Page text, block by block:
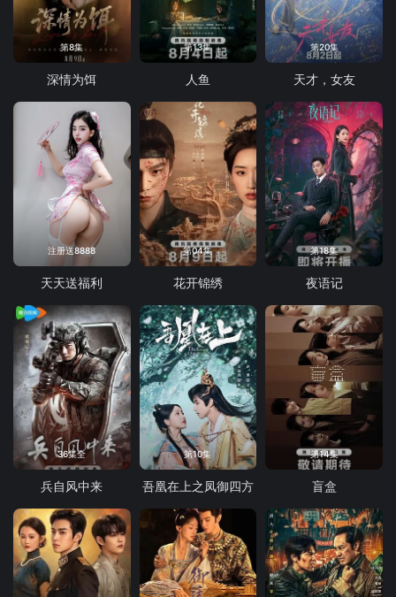
第8集
深情为饵
第13集
人鱼
第20集
天才，女友
注册送8888
天天送福利
第04集
花开锦绣
第18集
夜语记
36集全
兵自风中来
第10集
吾凰在上之凤御四方
第14集
盲盒